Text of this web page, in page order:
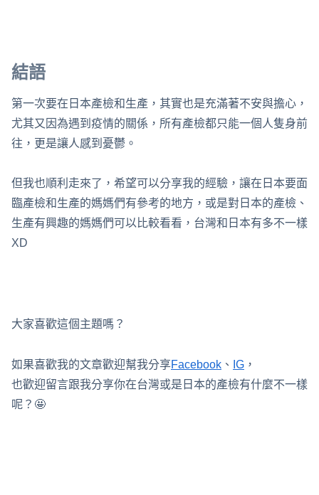
結語
第一次要在日本產檢和生產，其實也是充滿著不安與擔心，
尤其又因為遇到疫情的關係，所有產檢都只能一個人隻身前
往，更是讓人感到憂鬱。
但我也順利走來了，希望可以分享我的經驗，讓在日本要面
臨產檢和生產的媽媽們有參考的地方，或是對日本的產檢、
生產有興趣的媽媽們可以比較看看，台灣和日本有多不一樣
XD
大家喜歡這個主題嗎？
如果喜歡我的文章歡迎幫我分享Facebook 、 IG ，
也歡迎留言跟我分享你在台灣或是日本的產檢有什麼不一樣
呢？🤩